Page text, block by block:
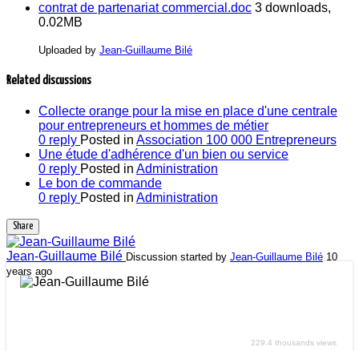
contrat de partenariat commercial.doc 3 downloads,
0.02MB
Uploaded by Jean-Guillaume Bilé
Related discussions
Collecte orange pour la mise en place d'une centrale
pour entrepreneurs et hommes de métier
0 reply Posted in Association 100 000 Entrepreneurs
Une étude d'adhérence d'un bien ou service
0 reply Posted in Administration
Le bon de commande
0 reply Posted in Administration
Share
Jean-Guillaume Bilé Discussion started by Jean-Guillaume Bilé 10
years ago
229.4 thousands views